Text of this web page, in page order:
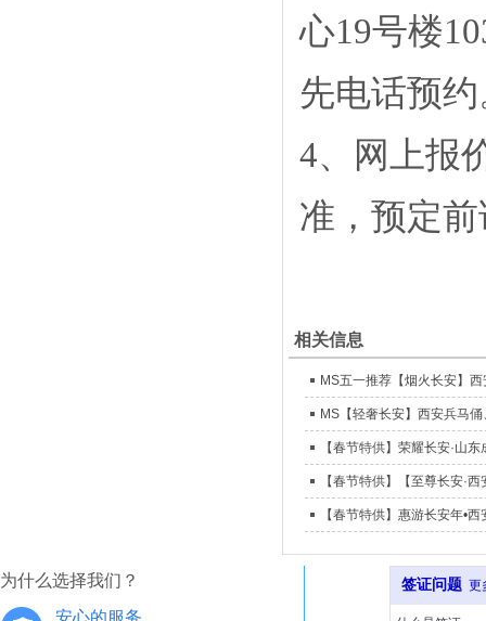
心19号楼
先电话预
4、网上报
准，预定
相关信息
MS【轻奢长安】西安兵马
【春节特供】荣耀长安·山
签证问题 更
为什么选择我们？
安心的服务